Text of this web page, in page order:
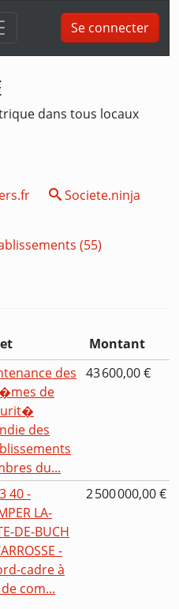
Se connecter
dans tous locaux
Societe.ninja
(55)
Montant
des
de
des
du...
43 600,00 €
40 -
LA-
DE-BUCH
-
cadre à
com...
2 500 000,00 €